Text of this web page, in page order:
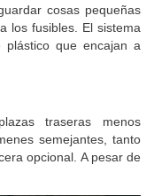
cosas pequeñas
los fusibles. El sistema
que encajan a
traseras menos
semejantes, tanto
opcional. A pesar de